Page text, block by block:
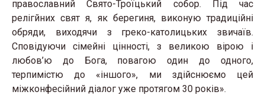
православний Свято-Троїцький собор. Під час
релігйних свят я, як берегиня, виконую традиційні
обряди, виходячи з греко-католицьких звичаїв.
Сповідуючи сімейні цінності, з великою вірою і
любов’ю до Бога, повагою один до одного,
терпимістю до «іншого», ми здійснюємо цей
міжконфесійний діалог уже протягом 30 років».